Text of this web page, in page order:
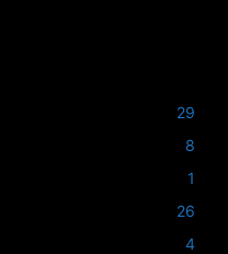
29
8
1
26
4